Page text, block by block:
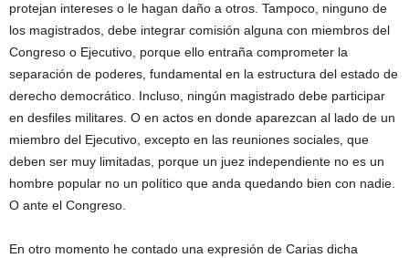
protejan intereses o le hagan daño a otros. Tampoco, ninguno de
los magistrados, debe integrar comisión alguna con miembros del
Congreso o Ejecutivo, porque ello entraña comprometer la
separación de poderes, fundamental en la estructura del estado de
derecho democrático. Incluso, ningún magistrado debe participar
en desfiles militares. O en actos en donde aparezcan al lado de un
miembro del Ejecutivo, excepto en las reuniones sociales, que
deben ser muy limitadas, porque un juez independiente no es un
hombre popular no un político que anda quedando bien con nadie.
O ante el Congreso.
En otro momento he contado una expresión de Carias dicha